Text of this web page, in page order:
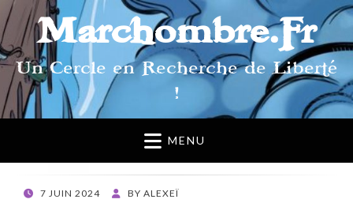
Marchombre.Fr
Un Cercle en Recherche de Liberté
!
MENU
POSTED
7 JUIN 2024 BY ALEXEÏ